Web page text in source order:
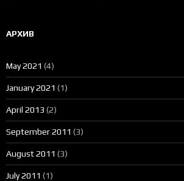
АРХИВ
May 2021 (4)
January 2021 (1)
April 2013 (2)
September 2011 (3)
August 2011 (3)
July 2011 (1)